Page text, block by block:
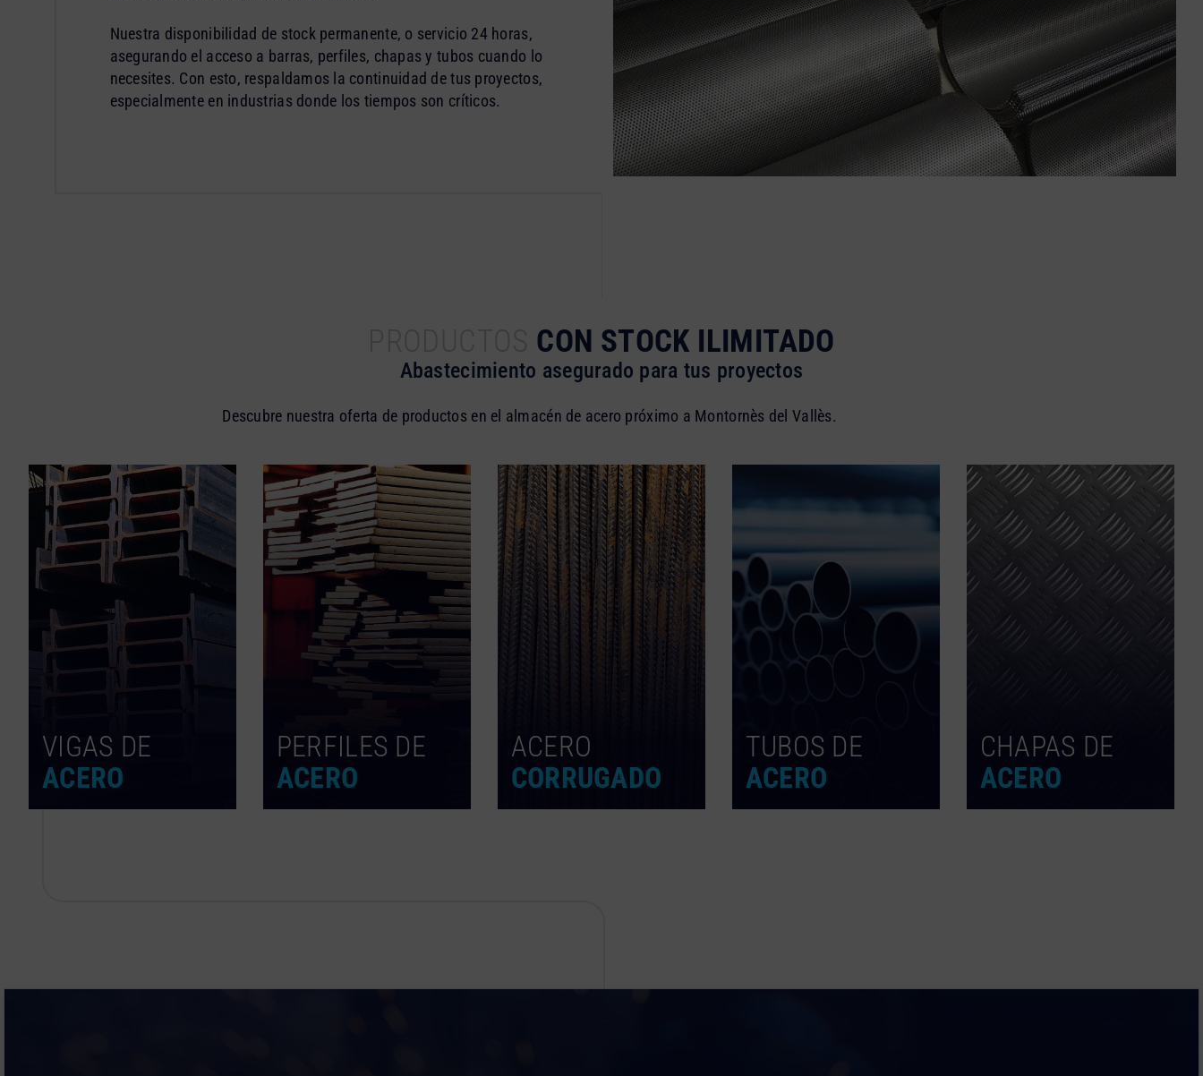
Nuestra disponibilidad de stock permanente, o servicio 24 horas,
asegurando el acceso a barras, perfiles, chapas y tubos cuando lo
necesites. Con esto, respaldamos la continuidad de tus proyectos,
especialmente en industrias donde los tiempos son críticos.
CON STOCK ILIMITADO
Abastecimiento asegurado para tus proyectos
Descubre nuestra oferta de productos en el almacén de acero próximo a Montornès del Vallès.
VIGAS DE
ACERO
PERFILES DE
ACERO
ACERO
CORRUGADO
TUBOS DE
ACERO
CHAPAS DE
ACERO